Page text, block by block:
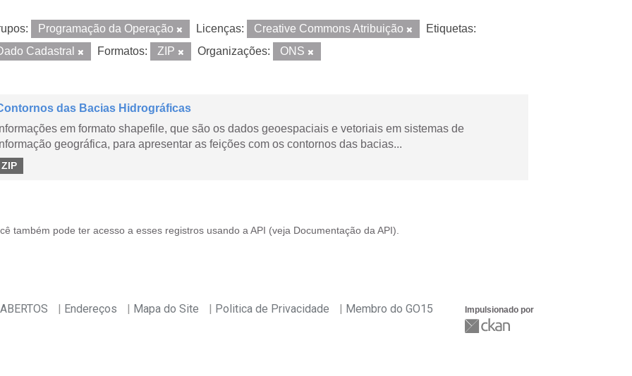
Programação da Operação Licenças: Creative Commons Atribuição
Etiquetas:
Cadastral
Formatos: ZIP Organizações: ONS
das Bacias Hidrográficas
Informações em formato shapefile, que são os dados geoespaciais e vetoriais em sistemas de
geográfica, para apresentar as feições com os contornos das bacias...
ZIP
também pode ter acesso a esses registros usando a API (veja Documentação da API ).
Endereços Mapa do Site Politica de Privacidade Membro do GO15 Impulsionado por